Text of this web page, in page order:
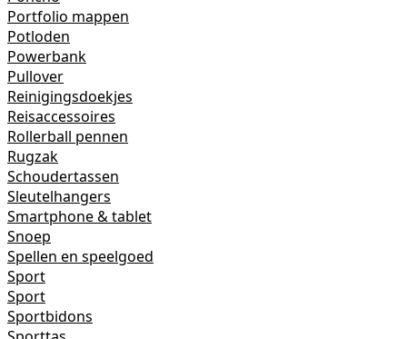
Portfolio mappen
Potloden
Powerbank
Pullover
Reinigingsdoekjes
Reisaccessoires
Rollerball pennen
Rugzak
Schoudertassen
Sleutelhangers
Smartphone & tablet
Snoep
Spellen en speelgoed
Sport
Sport
Sportbidons